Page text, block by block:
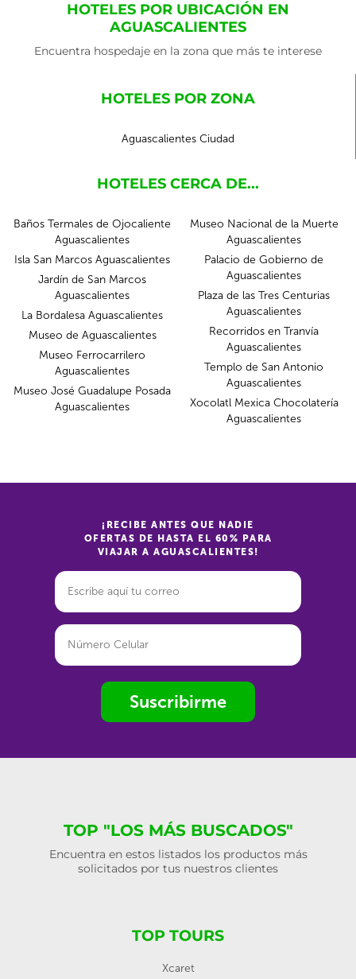
HOTELES POR UBICACIÓN EN
AGUASCALIENTES
Encuentra hospedaje en la zona que más te interese
HOTELES POR ZONA
Aguascalientes Ciudad
HOTELES CERCA DE...
Baños Termales de Ojocaliente
Aguascalientes
Isla San Marcos Aguascalientes
Jardín de San Marcos
Aguascalientes
La Bordalesa Aguascalientes
Museo de Aguascalientes
Museo Ferrocarrilero
Aguascalientes
Museo José Guadalupe Posada
Aguascalientes
Museo Nacional de la Muerte
Aguascalientes
Palacio de Gobierno de
Aguascalientes
Plaza de las Tres Centurias
Aguascalientes
Recorridos en Tranvía
Aguascalientes
Templo de San Antonio
Aguascalientes
Xocolatl Mexica Chocolatería
Aguascalientes
¡RECIBE ANTES QUE NADIE
OFERTAS DE HASTA EL 60% PARA
VIAJAR A AGUASCALIENTES!
Suscribirme
TOP "LOS MÁS BUSCADOS"
Encuentra en estos listados los productos más
solicitados por tus nuestros clientes
TOP TOURS
Xcaret